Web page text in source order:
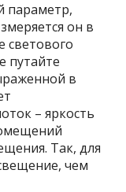
параметр,
он в
путайте
в
– яркость
Так, для
чем